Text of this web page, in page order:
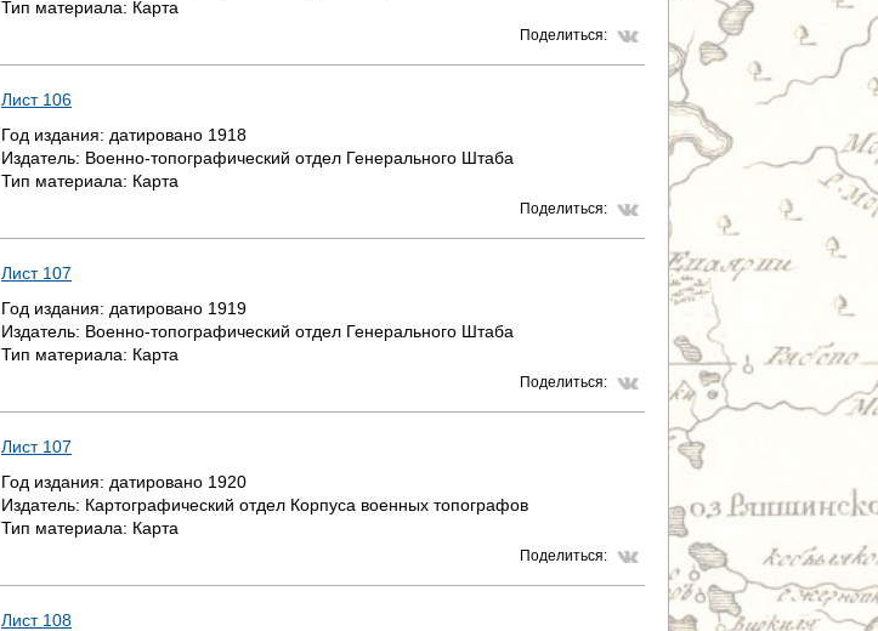
Тип материала: Карта
Поделиться:
Лист 106
Год издания: датировано 1918
Издатель: Военно-топографический отдел Генерального Штаба
Тип материала: Карта
Поделиться:
Лист 107
Год издания: датировано 1919
Издатель: Военно-топографический отдел Генерального Штаба
Тип материала: Карта
Поделиться:
Лист 107
Год издания: датировано 1920
Издатель: Картографический отдел Корпуса военных топографов
Тип материала: Карта
Поделиться:
Лист 108